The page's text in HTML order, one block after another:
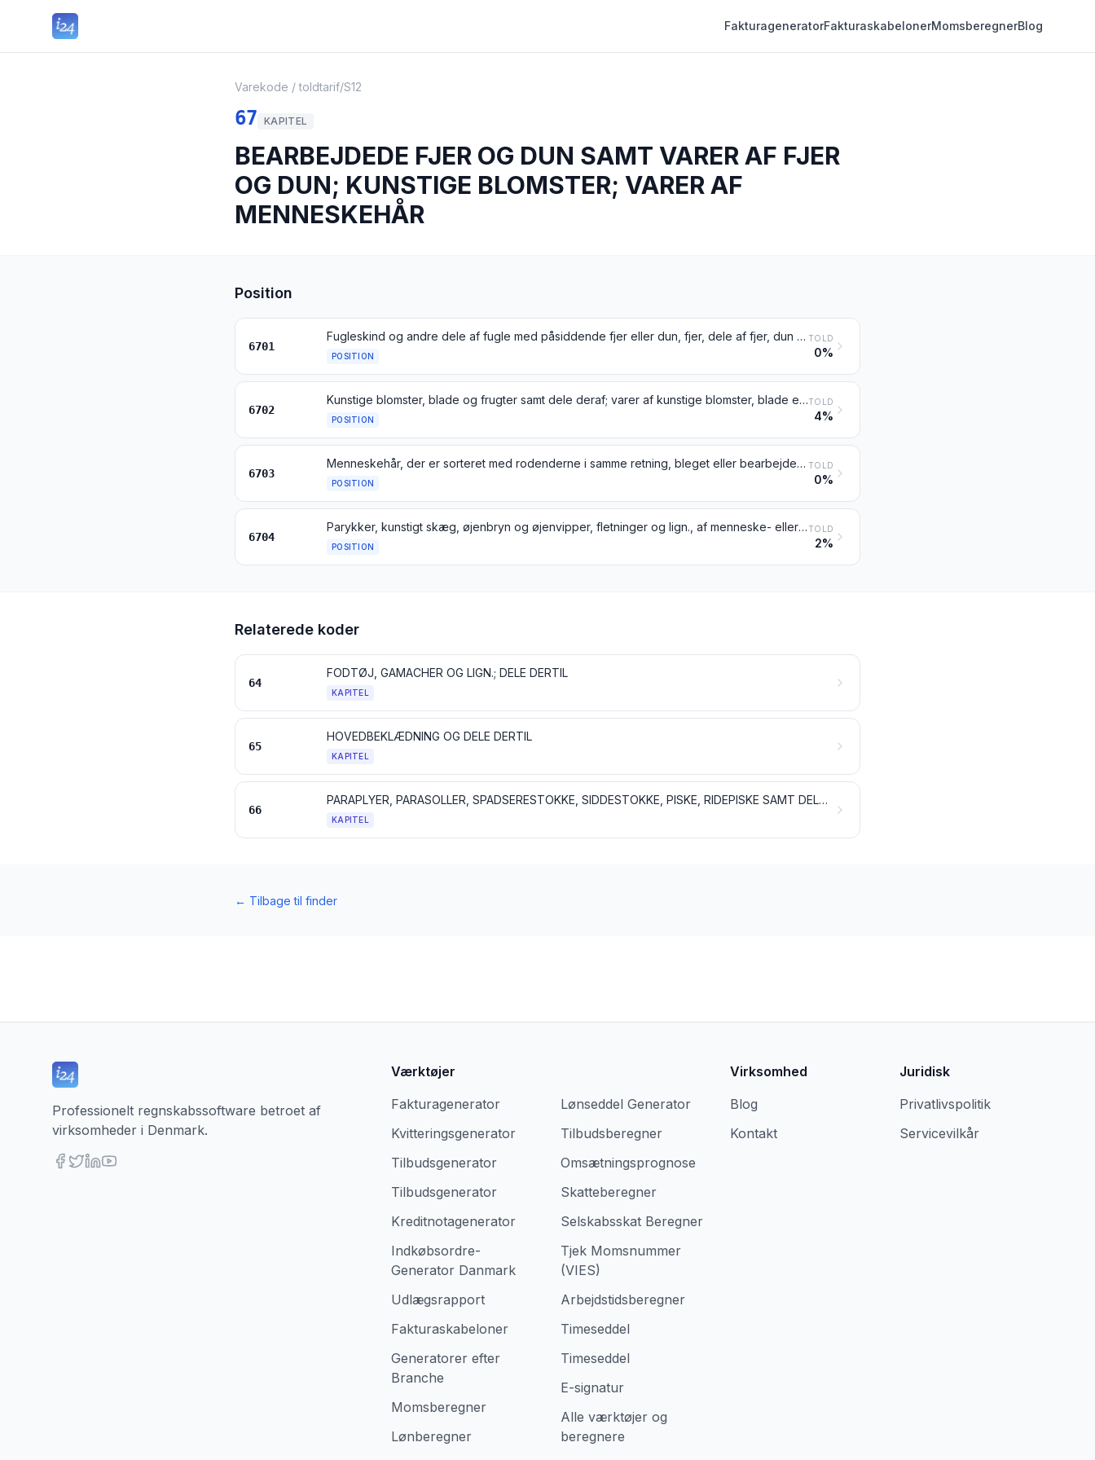
FakturageneratorFakturaskabelonerMomsberegnerBlog
Varekode / toldtarif/S12
67 KAPITEL
BEARBEJDEDE FJER OG DUN SAMT VARER AF FJER
OG DUN; KUNSTIGE BLOMSTER; VARER AF
MENNESKEHÅR
Position
6701
Fugleskind og andre dele af fugle med påsiddende fjer eller dun, fjer, dele af fjer, dun og varer af disse materialer (bortset fra varer henhørende under pos. 0505, og forarbejdede fjerposer og fjerskafter)
POSITION
TOLD
0%
6702
Kunstige blomster, blade og frugter samt dele deraf; varer af kunstige blomster, blade eller frugter
POSITION
TOLD
4%
6703
Menneskehår, der er sorteret med rodenderne i samme retning, bleget eller bearbejdet på anden måde; uld og andre dyrehår eller andre tekstilmaterialer, bearbejdet til fremstilling af parykker og lign.
POSITION
TOLD
0%
6704
Parykker, kunstigt skæg, øjenbryn og øjenvipper, fletninger og lign., af menneske- eller dyrehår eller af tekstilmaterialer; varer af menneskehår, ikke andetsteds tariferet
POSITION
TOLD
2%
Relaterede koder
64
FODTØJ, GAMACHER OG LIGN.; DELE DERTIL
KAPITEL
65
HOVEDBEKLÆDNING OG DELE DERTIL
KAPITEL
66
PARAPLYER, PARASOLLER, SPADSERESTOKKE, SIDDESTOKKE, PISKE, RIDEPISKE SAMT DELE DERTIL
KAPITEL
← Tilbage til finder
Professionelt regnskabssoftware betroet af
virksomheder i Denmark.
Værktøjer
Fakturagenerator
Kvitteringsgenerator
Tilbudsgenerator
Tilbudsgenerator
Kreditnotagenerator
Indkøbsordre-
Generator Danmark
Udlægsrapport
Fakturaskabeloner
Generatorer efter
Branche
Momsberegner
Lønberegner
Lønseddel Generator
Tilbudsberegner
Omsætningsprognose
Skatteberegner
Selskabsskat Beregner
Tjek Momsnummer
(VIES)
Arbejdstidsberegner
Timeseddel
Timeseddel
E-signatur
Alle værktøjer og
beregnere
Virksomhed
Blog
Kontakt
Juridisk
Privatlivspolitik
Servicevilkår